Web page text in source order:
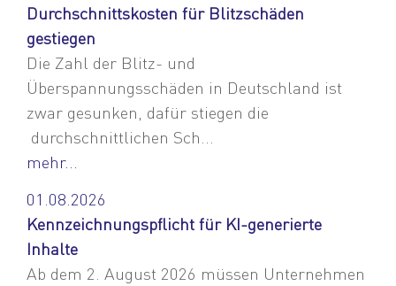
Durchschnittskosten für Blitzschäden
gestiegen
Die Zahl der Blitz- und
Überspannungsschäden in Deutschland ist
zwar gesunken, dafür stiegen die
durchschnittlichen Sch...
mehr...
01.08.2026
Kennzeichnungspflicht für KI-generierte
Inhalte
Ab dem 2. August 2026 müssen Unternehmen